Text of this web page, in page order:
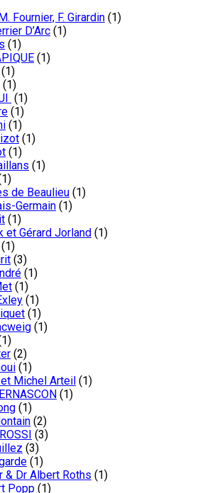
Fournier, F. Girardin (1)
D’Arc (1)
(1)
(1)
(1)
(1)
(1)
(1)
(1)
(1)
(1)
(1)
de Beaulieu (1)
Germain (1)
(1)
et Gérard Jorland (1)
(1)
(3)
(1)
(1)
(1)
(1)
(1)
(2)
(1)
Michel Arteil (1)
(1)
(1)
(2)
(3)
(3)
(1)
& Dr Albert Roths (1)
Popp (1)